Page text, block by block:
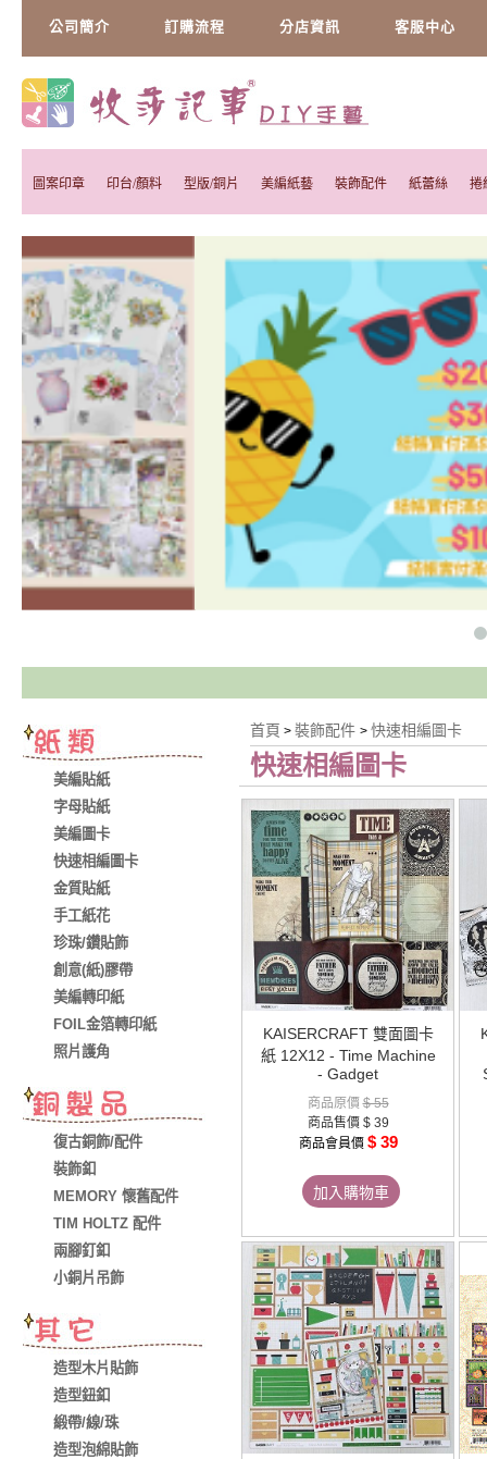
公司簡介 訂購流程 分店資訊 客服中心
圖案印章 印台/顏料 型版/銅片 美編紙藝 裝飾配件 紙蕾絲 捲
美編貼紙
字母貼紙
美編圖卡
快速相編圖卡
金質貼紙
手工紙花
珍珠/鑽貼飾
創意(紙)膠帶
美編轉印紙
FOIL金箔轉印紙
照片護角
復古銅飾/配件
裝飾釦
MEMORY 懷舊配件
TIM HOLTZ 配件
兩腳釘釦
小銅片吊飾
造型木片貼飾
造型鈕釦
緞帶/線/珠
造型泡綿貼飾
首頁 > 裝飾配件 > 快速相編圖卡
快速相編圖卡
KAISERCRAFT 雙面圖卡
紙 12X12 - Time Machine
- Gadget
商品原價$ 55
商品售價 $ 39
商品會員價 $ 39
加入購物車